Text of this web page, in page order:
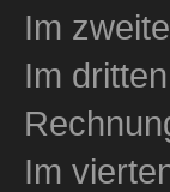
Im
Im
Im